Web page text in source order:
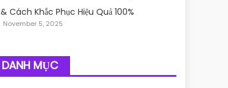
& Cách Khắc Phục Hiệu Quả 100%
November 5, 2025
DANH MỤC